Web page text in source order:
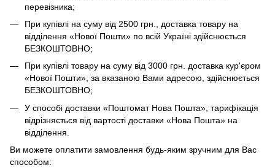
перевізника;
При купівлі на суму від 2500 грн., доставка товару на
відділення «Нової Пошти» по всій Україні здійснюється
БЕЗКОШТОВНО;
При купівлі товару на суму від 3000 грн. доставка кур'єром
«Нової Пошти», за вказаною Вами адресою, здійснюється
БЕЗКОШТОВНО;
У способі доставки «Поштомат Нова Пошта», тарифікація
відрізняється від вартості доставки «Нова Пошта» на
відділення.
Ви можете оплатити замовлення будь-яким зручним для Вас
способом: